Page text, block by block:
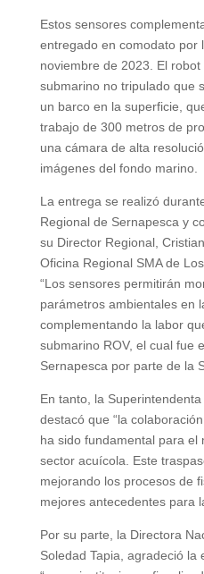
Estos sensores
entregado en comodato por
noviembre de 2023. El
submarino no tripulado que
un barco en la superficie,
trabajo de 300 metros de
una cámara de alta
imágenes del fondo marino.
La entrega se realizó
Regional de Sernapesca y
su Director Regional,
Oficina Regional SMA de
“Los sensores permitirán
parámetros ambientales en
complementando la labor
submarino ROV, el cual fue
Sernapesca por parte de la
En tanto, la
destacó que “la
ha sido fundamental para el
sector acuícola. Este
mejorando los procesos de
mejores antecedentes para
Por su parte, la Directora
Soledad Tapia, agradeció la